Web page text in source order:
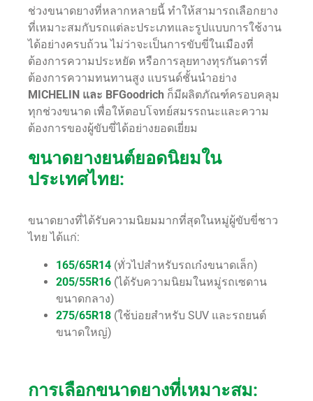
ช่วงขนาดยางที่หลากหลายนี้ ทำให้สามารถเลือกยาง
ที่เหมาะสมกับรถแต่ละประเภทและรูปแบบการใช้งาน
ได้อย่างครบถ้วน ไม่ว่าจะเป็นการขับขี่ในเมืองที่
ต้องการความประหยัด หรือการลุยทางทุรกันดารที่
ต้องการความทนทานสูง แบรนด์ชั้นนำอย่าง
MICHELIN และ BFGoodrich ก็มีผลิตภัณฑ์ครอบคลุม
ทุกช่วงขนาด เพื่อให้ตอบโจทย์สมรรถนะและความ
ต้องการของผู้ขับขี่ได้อย่างยอดเยี่ยม
ขนาดยางยนต์ยอดนิยมใน
ประเทศไทย:
ขนาดยางที่ได้รับความนิยมมากที่สุดในหมู่ผู้ขับขี่ชาว
ไทย ได้แก่:
165/65R14 (ทั่วไปสำหรับรถเก๋งขนาดเล็ก)
205/55R16 (ได้รับความนิยมในหมู่รถเซดาน
ขนาดกลาง)
275/65R18 (ใช้บ่อยสำหรับ SUV และรถยนต์
ขนาดใหญ่)
การเลือกขนาดยางที่เหมาะสม: